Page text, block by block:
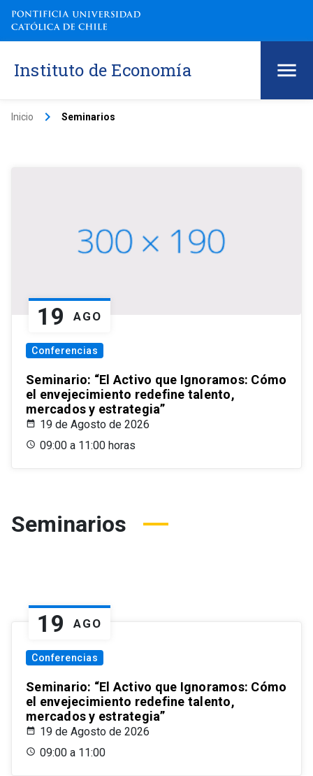
Instituto de Economía
Inicio keyboard_arrow_right Seminarios
19 AGO
Conferencias
Seminario: “El Activo que Ignoramos: Cómo
el envejecimiento redefine talento,
mercados y estrategia”
19 de Agosto de 2026
09:00 a 11:00 horas
Seminarios
19 AGO
Conferencias
Seminario: “El Activo que Ignoramos: Cómo
el envejecimiento redefine talento,
mercados y estrategia”
19 de Agosto de 2026
09:00 a 11:00